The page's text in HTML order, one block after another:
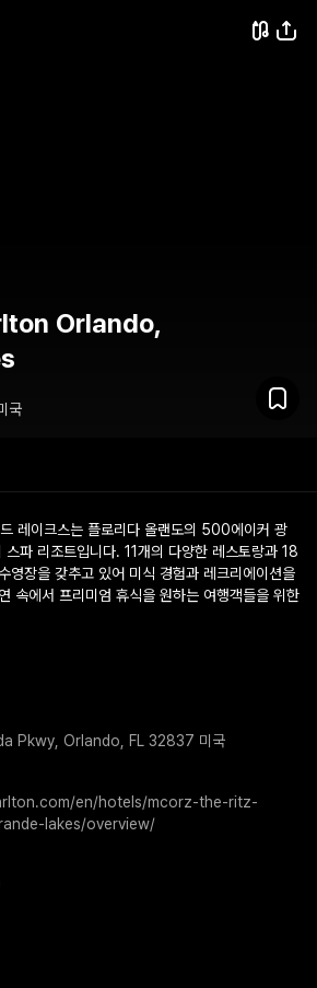
Orlando,
국
레이크스는 플로리다 올랜도의 500에이커 광
파 리조트입니다. 11개의 다양한 레스토랑과 18
영장을 갖추고 있어 미식 경험과 레크리에이션을
속에서 프리미엄 휴식을 원하는 여행객들을 위한
Pkwy, Orlando, FL 32837 미국
en/hotels/mcorz-the-ritz-
lakes/overview/